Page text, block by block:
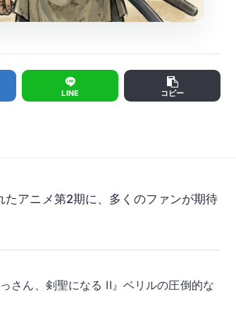
LINE コピー
アニメ第2期に、多くのファンが期待
さん、剣聖になる II』ベリルの圧倒的な